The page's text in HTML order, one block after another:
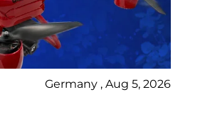
Germany , Aug 5, 2026